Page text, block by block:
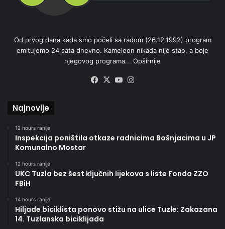
Od prvog dana kada smo počeli sa radom (26.12.1992) program
emitujemo 24 sata dnevno. Kameleon nikada nije stao, a boje
njegovog programa... Opširnije
Facebook
X YouTube
Najnovije
12 hours ranije
Inspekcija poništila otkaze radnicima Bošnjacima u JP
Komunalno Mostar
12 hours ranije
UKC Tuzla bez šest ključnih lijekova s liste Fonda ZZO
FBiH
14 hours ranije
Hiljade biciklista ponovo stižu na ulice Tuzle: Zakazana
14. Tuzlanska biciklijada